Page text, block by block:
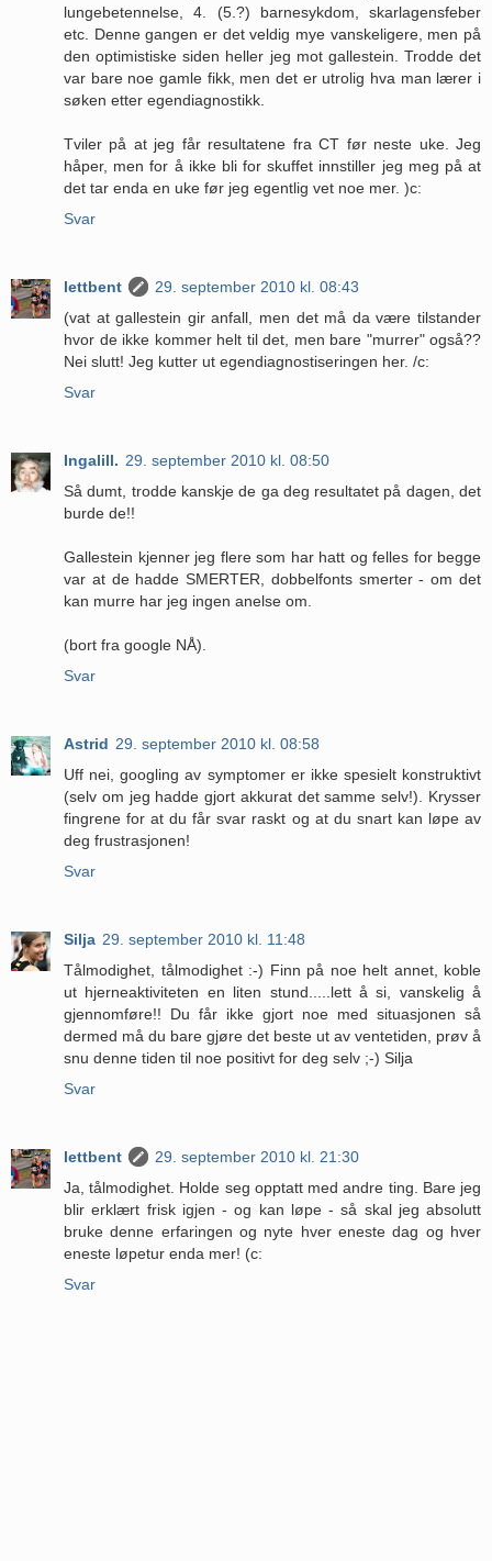
lungebetennelse, 4. (5.?) barnesykdom, skarlagensfeber
etc. Denne gangen er det veldig mye vanskeligere, men på
den optimistiske siden heller jeg mot gallestein. Trodde det
var bare noe gamle fikk, men det er utrolig hva man lærer i
søken etter egendiagnostikk.
Tviler på at jeg får resultatene fra CT før neste uke. Jeg
håper, men for å ikke bli for skuffet innstiller jeg meg på at
det tar enda en uke før jeg egentlig vet noe mer. )c:
Svar
lettbent
29. september 2010 kl. 08:43
(vat at gallestein gir anfall, men det må da være tilstander
hvor de ikke kommer helt til det, men bare "murrer" også??
Nei slutt! Jeg kutter ut egendiagnostiseringen her. /c:
Svar
Ingalill. 29. september 2010 kl. 08:50
Så dumt, trodde kanskje de ga deg resultatet på dagen, det
burde de!!
Gallestein kjenner jeg flere som har hatt og felles for begge
var at de hadde SMERTER, dobbelfonts smerter - om det
kan murre har jeg ingen anelse om.
(bort fra google NÅ).
Svar
Astrid 29. september 2010 kl. 08:58
Uff nei, googling av symptomer er ikke spesielt konstruktivt
(selv om jeg hadde gjort akkurat det samme selv!). Krysser
fingrene for at du får svar raskt og at du snart kan løpe av
deg frustrasjonen!
Svar
Silja 29. september 2010 kl. 11:48
Tålmodighet, tålmodighet :-) Finn på noe helt annet, koble
ut hjerneaktiviteten en liten stund.....lett å si, vanskelig å
gjennomføre!! Du får ikke gjort noe med situasjonen så
dermed må du bare gjøre det beste ut av ventetiden, prøv å
snu denne tiden til noe positivt for deg selv ;-) Silja
Svar
lettbent
29. september 2010 kl. 21:30
Ja, tålmodighet. Holde seg opptatt med andre ting. Bare jeg
blir erklært frisk igjen - og kan løpe - så skal jeg absolutt
bruke denne erfaringen og nyte hver eneste dag og hver
eneste løpetur enda mer! (c:
Svar